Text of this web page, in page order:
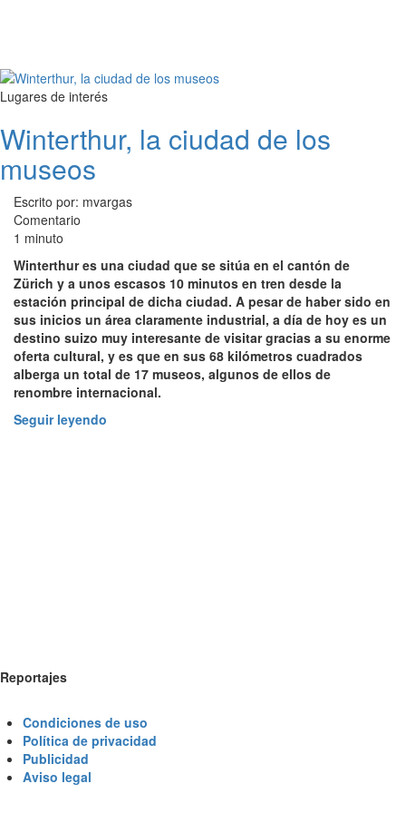
Lugares de interés
Winterthur, la ciudad de los
museos
Escrito por: mvargas
Comentario
1 minuto
Winterthures una ciudad que se sitúa en el cantón de
Zürich y a unos escasos 10 minutos en tren desde la
estación principal de dicha ciudad. A pesar de haber sido en
sus inicios un área claramente industrial, a día de hoy es un
destino suizo muy interesante de visitar gracias a su enorme
oferta cultural, y es que en sus 68 kilómetros cuadrados
alberga un total de 17 museos, algunos de ellos de
renombre internacional.
Seguir leyendo
Reportajes
Condiciones de uso
Política de privacidad
Publicidad
Aviso legal